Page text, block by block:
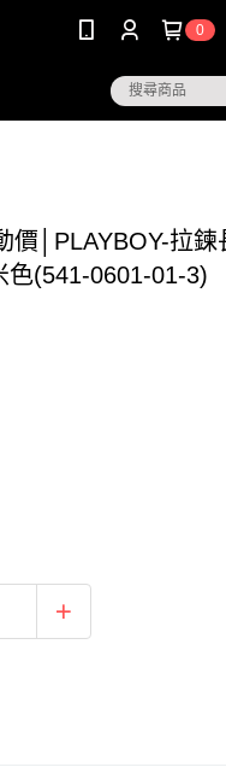
0
│PLAYBOY-拉鍊
色(541-0601-01-3)